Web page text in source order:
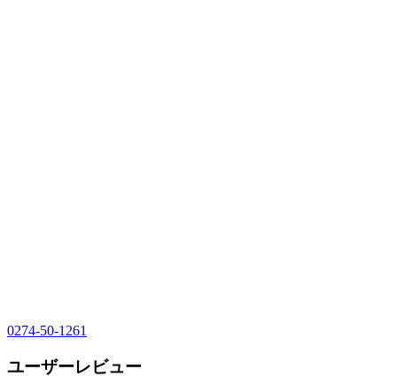
0274-50-1261
ユーザーレビュー